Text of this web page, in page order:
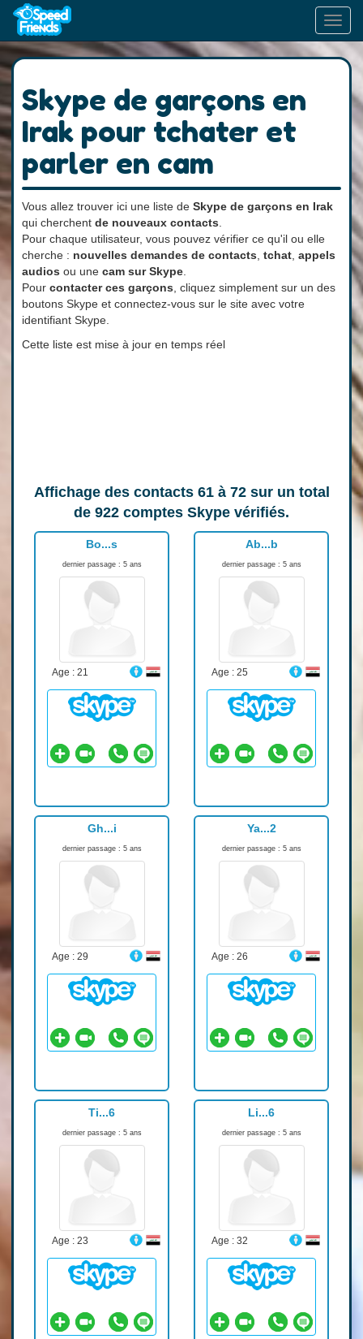
Skype de garçons en
Irak pour tchater et
parler en cam
Vous allez trouver ici une liste de Skype de garçons en Irak
qui cherchent de nouveaux contacts
Pour chaque utilisateur, vous pouvez vérifier ce qu'il ou elle
cherche : nouvelles demandes de contacts tchat appels
audios ou une cam sur Skype
Pour contacter ces garçons , cliquez simplement sur un des
boutons Skype et connectez-vous sur le site avec votre
identifiant Skype.
Cette liste est mise à jour en temps réel
Affichage des contacts 61 à 72sur un total
de 922 comptes Skype vérifiés.
Bo...s
dernier passage : 5 ans
Age : 21
Ab...b
dernier passage : 5 ans
Age : 25
Gh...i
dernier passage : 5 ans
Age : 29
Ya...2
dernier passage : 5 ans
Age : 26
Ti...6
dernier passage : 5 ans
Age : 23
Li...6
dernier passage : 5 ans
Age : 32